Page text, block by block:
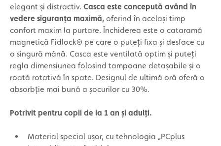
elegant și distractiv. Casca este concepută având în
vedere siguranța maximă, oferind în același timp
confort maxim la purtare. Închiderea este o cataramă
magnetică Fidlock® pe care o puteți fixa și desface cu
o singură mână. Casca este ventilată optim și puteți
regla dimensiunea folosind tampoane detașabile și o
roată rotativă în spate. Designul de ultimă oră oferă o
absorbție mai bună a șocurilor cu 30%.
Potrivit pentru copii de la 1 an și adulți.
Material special ușor, cu tehnologia „PCplus